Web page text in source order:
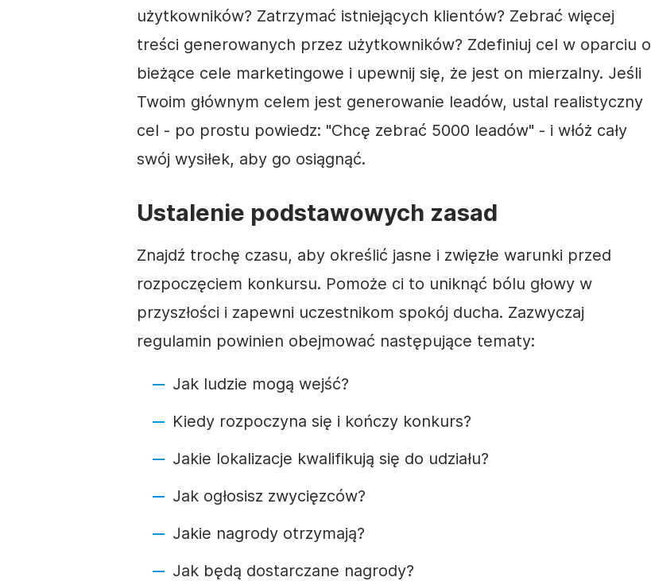
użytkowników? Zatrzymać istniejących klientów? Zebrać więcej
treści generowanych przez użytkowników? Zdefiniuj cel w oparciu o
bieżące cele marketingowe i upewnij się, że jest on mierzalny. Jeśli
Twoim głównym celem jest generowanie leadów, ustal realistyczny
cel - po prostu powiedz: "Chcę zebrać 5000 leadów" - i włóż cały
swój wysiłek, aby go osiągnąć.
Ustalenie podstawowych zasad
Znajdź trochę czasu, aby określić jasne i zwięzłe warunki przed
rozpoczęciem konkursu. Pomoże ci to uniknąć bólu głowy w
przyszłości i zapewni uczestnikom spokój ducha. Zazwyczaj
regulamin powinien obejmować następujące tematy:
Jak ludzie mogą wejść?
Kiedy rozpoczyna się i kończy konkurs?
Jakie lokalizacje kwalifikują się do udziału?
Jak ogłosisz zwycięzców?
Jakie nagrody otrzymają?
Jak będą dostarczane nagrody?